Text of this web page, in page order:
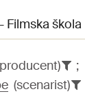
Filmska škola
;
(scenarist)